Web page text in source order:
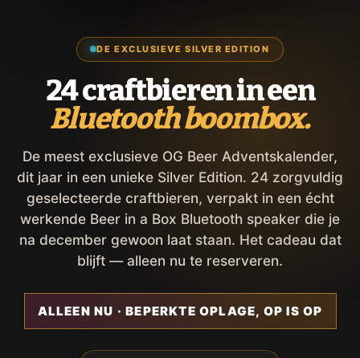
DE EXCLUSIEVE SILVER EDITION
24 craftbieren in een
Bluetooth boombox.
De meest exclusieve OG Beer Adventskalender,
dit jaar in een unieke Silver Edition. 24 zorgvuldig
geselecteerde craftbieren, verpakt in een écht
werkende Beer in a Box Bluetooth speaker die je
na december gewoon laat staan. Het cadeau dat
blijft — alleen nu te reserveren.
ALLEEN NU · BEPERKTE OPLAGE, OP IS OP